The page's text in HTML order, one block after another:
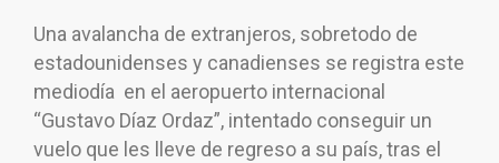
Una avalancha de extranjeros, sobretodo de
estadounidenses y canadienses se registra este
mediodía en el aeropuerto internacional
“Gustavo Díaz Ordaz”, intentado conseguir un
vuelo que les lleve de regreso a su país, tras el